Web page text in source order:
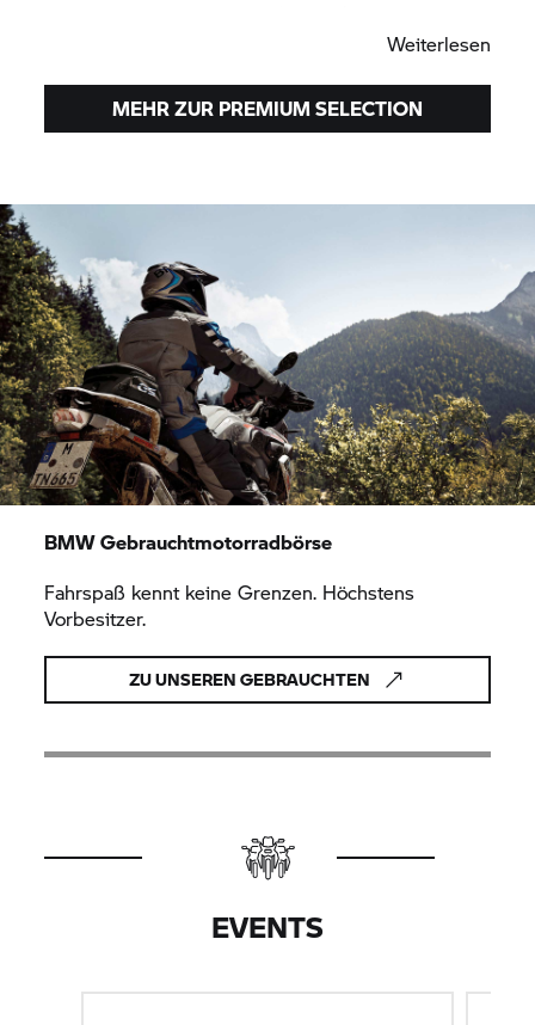
Weiterlesen
MEHR ZUR PREMIUM SELECTION
BMW Gebrauchtmotorradbörse
Fahrspaß kennt keine Grenzen. Höchstens
Vorbesitzer.
ZU UNSEREN GEBRAUCHTEN
EVENTS